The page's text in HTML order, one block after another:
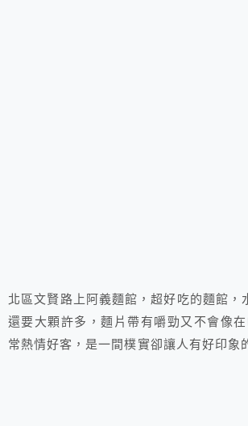
北區文賢路上阿義麵館，超好吃的麵館，
還要大顆許多，麵片帶有嚼勁又不會像
常熱情好客，是一間樸實卻讓人有好印象